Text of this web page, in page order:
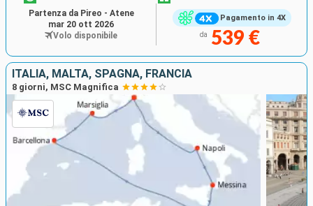
Pagamento in 4X
da 539 €
Partenza da Pireo - Atene
mar 20 ott 2026
Volo disponibile
ITALIA, MALTA, SPAGNA, FRANCIA
8 giorni, MSC Magnifica